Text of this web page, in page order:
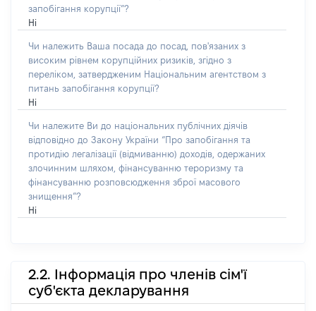
запобігання корупції”?
Ні
Чи належить Ваша посада до посад, пов'язаних з
високим рівнем корупційних ризиків, згідно з
переліком, затвердженим Національним агентством з
питань запобігання корупції?
Ні
Чи належите Ви до національних публічних діячів
відповідно до Закону України “Про запобігання та
протидію легалізації (відмиванню) доходів, одержаних
злочинним шляхом, фінансуванню тероризму та
фінансуванню розповсюдження зброї масового
знищення”?
Ні
2.2. Інформація про членів сім'ї
суб'єкта декларування